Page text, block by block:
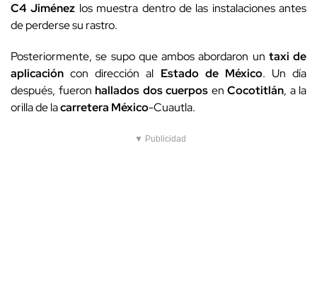
C4 Jiménez los muestra dentro de las instalaciones antes
de perderse su rastro.
Posteriormente, se supo que ambos abordaron un taxi de
aplicación con dirección al Estado de México. Un día
después, fueron hallados dos cuerpos en Cocotitlán, a la
orilla de lacarretera México-Cuautla.
▼ Publicidad